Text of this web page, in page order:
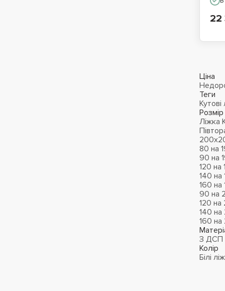
22
Ціна
Теги
Кутові
Розмір
Ліжка
80 на
90 на
120 на
140 на
160 на
90 на
120 на
140 на
160 на
З ДСП
Колір
Білі